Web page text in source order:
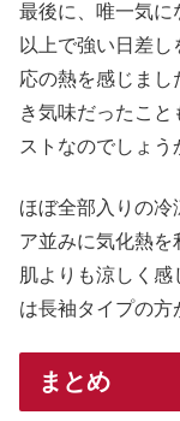
最後に、唯一気に
以上で強い日差
応の熱を感じまし
き気味だったこ
ストなのでしょう
ほぼ全部入りの冷
ア並みに気化熱
肌よりも涼しく
は長袖タイプの方
まとめ